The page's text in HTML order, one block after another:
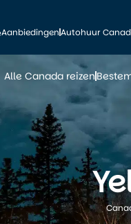
AanbiedingenAutohuur
Alle Canada reizen